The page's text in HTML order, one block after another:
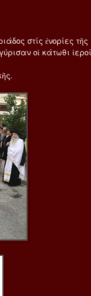
στίς ἐνορίες τῆς
οἱ κάτωθι ἱεροί